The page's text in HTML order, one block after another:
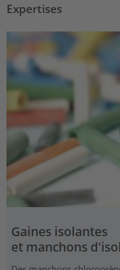
Expertises
Gaines isolantes
et manchons